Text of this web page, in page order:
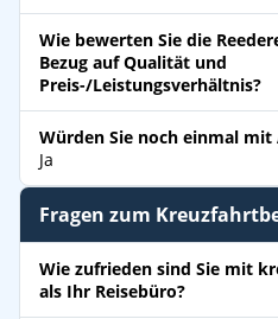
Wie bewerten Sie die
Bezug auf Qualität und
Preis-/Leistungsverhältnis?
Würden Sie noch einmal mit
Ja
Fragen zum
Wie zufrieden sind Sie mit
als Ihr Reisebüro?